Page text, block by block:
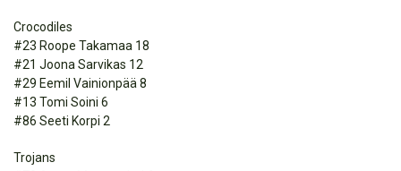
Crocodiles
#23 Roope Takamaa 18
#21 Joona Sarvikas 12
#29 Eemil Vainionpää 8
#13 Tomi Soini 6
#86 Seeti Korpi 2
Trojans